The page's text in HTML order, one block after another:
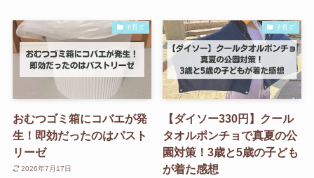
子育て
おむつゴミ箱にコバエが発
生！即効だったのはパスト
リーゼ
2026年7月17日
子育て
【ダイソー330円】クール
タオルポンチョで真夏の公
園対策！3歳と5歳の子ども
が着た感想